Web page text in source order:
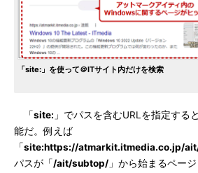
「site:」を使って＠ITサイト内だけを検索
「site: 」でパスを含むURLを指定する
能だ。例えば
「site:https://atmarkit.itmedia.co.jp/
パスが「/ait/subtop/ 」から始まるペー